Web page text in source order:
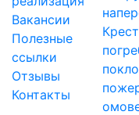
Вакансии
Полезные
ссылки
Отзывы
Контакты